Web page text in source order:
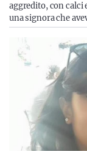
aggredito, con calci
una signora che